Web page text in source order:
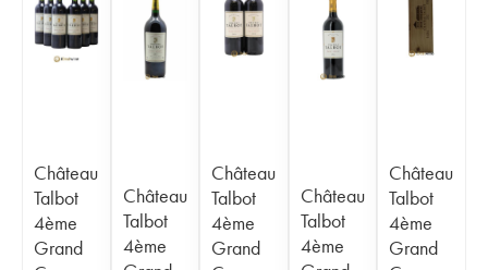
Château
Talbot
4ème
Grand
Château
Talbot
4ème
Château
Talbot
4ème
Grand
Château
Talbot
4ème
Château
Talbot
4ème
Grand